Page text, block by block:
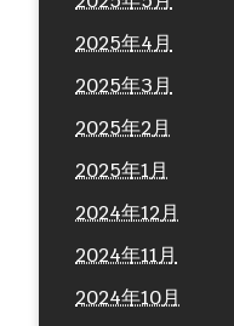
2025年4月
2025年3月
2025年2月
2025年1月
2024年12月
2024年11月
2024年10月